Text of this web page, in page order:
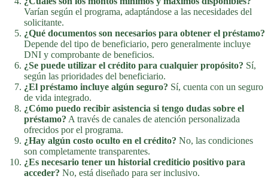
Varían según el programa, adaptándose a las necesidades del
solicitante.
¿Qué documentos son necesarios para obtener el préstamo?
Depende del tipo de beneficiario, pero generalmente incluye
DNI y comprobante de beneficios.
¿Se puede utilizar el crédito para cualquier propósito? Sí,
según las prioridades del beneficiario.
¿El préstamo incluye algún seguro? Sí, cuenta con un seguro
de vida integrado.
¿Cómo puedo recibir asistencia si tengo dudas sobre el
préstamo? A través de canales de atención personalizada
ofrecidos por el programa.
¿Hay algún costo oculto en el crédito? No, las condiciones
son completamente transparentes.
¿Es necesario tener un historial crediticio positivo para
acceder? No, está diseñado para ser inclusivo.